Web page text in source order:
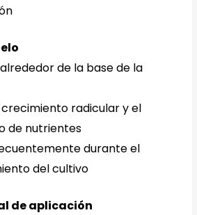
de la base de la
crecimiento radicular y el
de nutrientes
durante el
del cultivo
de aplicación